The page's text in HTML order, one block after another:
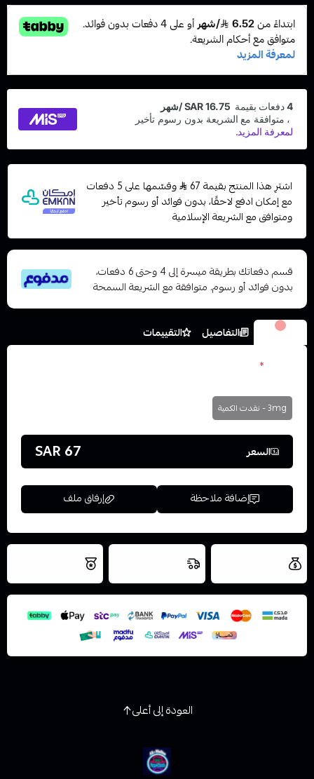
اشترِ هذا المنتج بقيمة 67
وقسّمها على 5 دفعات
مع إمكان ادفع لاحقًا، بدون فوائد أو رسوم تأخير
ومتوافق مع الشريعة الإسلامية
قسم دفعاتك بطريقة ميسرة إلى 4 وحتى 6 دفعات،
بدون فوائد أو رسوم. متوافقة مع الشريعة السمحة
الخيارات التفاصيل
التقييمات
*
3mg - نفدت الكمية
السعر 67 SAR
إضافة ملاحظة إرفاق ملف
اسحب و افلت الملف هنا
استعراض
نتميز بلجودة
العودة إلى أعلى